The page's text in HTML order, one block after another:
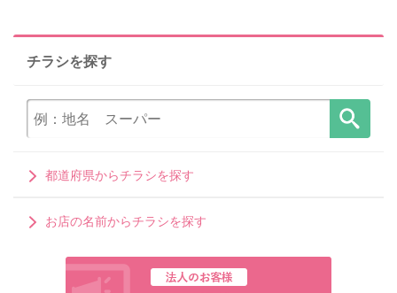
チラシを探す
都道府県からチラシを探す
お店の名前からチラシを探す